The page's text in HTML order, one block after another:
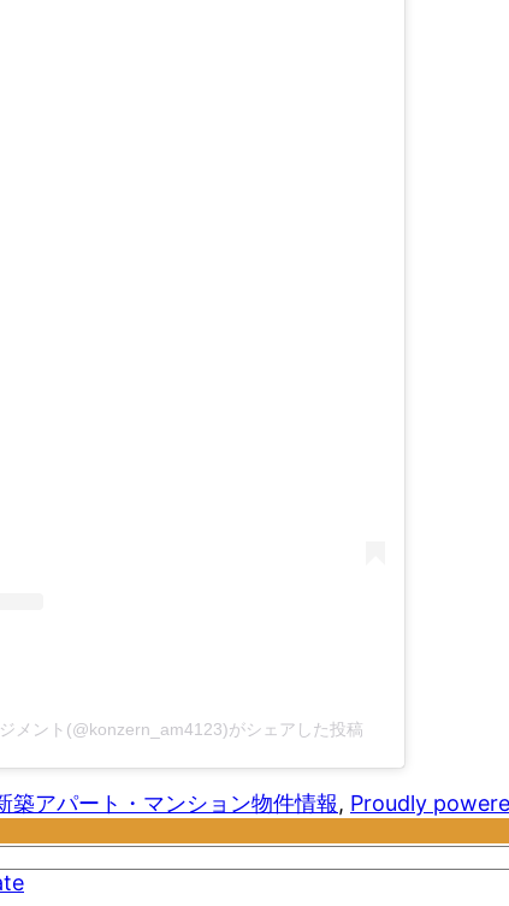
メント(@konzern_am4123)がシェアした投稿
築アパート・マンション物件情報, Proudly